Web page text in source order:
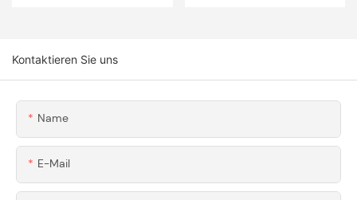
Zuerst!
Kontaktieren Sie uns
Name
E-Mail